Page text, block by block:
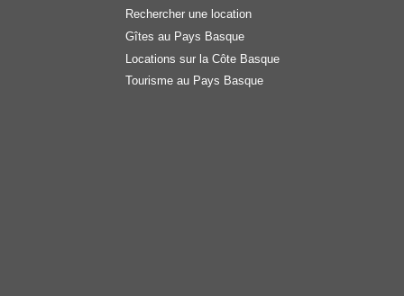
Rechercher une location
Gîtes au Pays Basque
Locations sur la Côte Basque
Tourisme au Pays Basque